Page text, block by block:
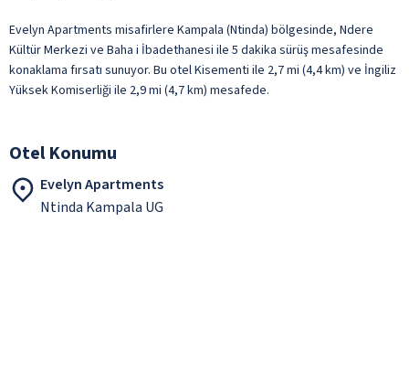
Evelyn Apartments misafirlere Kampala (Ntinda) bölgesinde, Ndere
Kültür Merkezi ve Baha i İbadethanesi ile 5 dakika sürüş mesafesinde
konaklama fırsatı sunuyor. Bu otel Kisementi ile 2,7 mi (4,4 km) ve İngiliz
Yüksek Komiserliği ile 2,9 mi (4,7 km) mesafede.
Otel Konumu
Evelyn Apartments
Ntinda Kampala UG